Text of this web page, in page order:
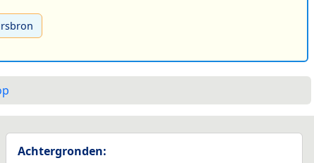
Achtergronden: